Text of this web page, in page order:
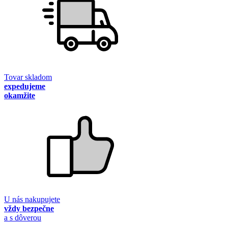
Tovar skladom
expedujeme
okamžite
U nás nakupujete
vždy bezpečne
a s dôverou